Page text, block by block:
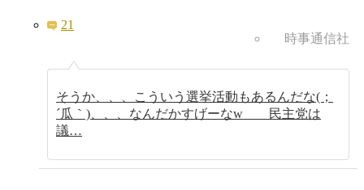
21
時事通信社
そうか、、、こういう選挙活動もあるんだな(；
´瓜｀)、、、なんだかすげーなw 民主党は
議…